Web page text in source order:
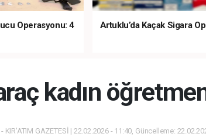
Operasyonu: 4
Artuklu’da Kaçak Sigara
kadın
KIR'ATIM GAZETESİ | 22.02.2026 - 11:40, Güncelleme: